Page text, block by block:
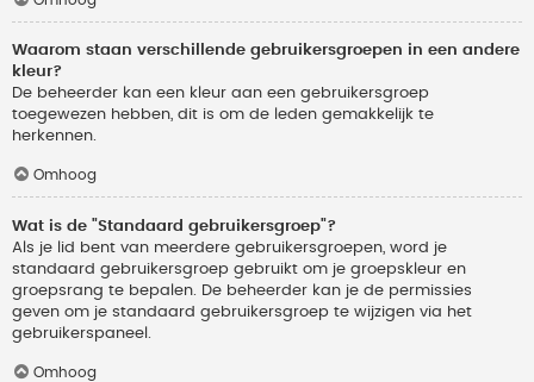
Waarom staan verschillende gebruikersgroepen in een andere
kleur?
De beheerder kan een kleur aan een gebruikersgroep
toegewezen hebben, dit is om de leden gemakkelijk te
herkennen.
Omhoog
Wat is de "Standaard gebruikersgroep"?
Als je lid bent van meerdere gebruikersgroepen, word je
standaard gebruikersgroep gebruikt om je groepskleur en
groepsrang te bepalen. De beheerder kan je de permissies
geven om je standaard gebruikersgroep te wijzigen via het
gebruikerspaneel.
Omhoog